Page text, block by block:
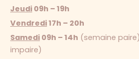
Jeudi 09h – 19h
Vendredi17h – 20h
Samedi 09h – 14h (semaine
impaire)